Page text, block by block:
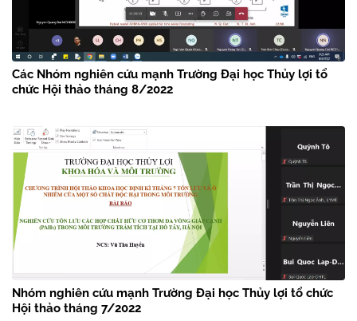
Các Nhóm nghiên cứu mạnh Trường Đại học Thủy lợi tổ
chức Hội thảo tháng 8/2022
Nhóm nghiên cứu mạnh Trường Đại học Thủy lợi tổ chức
Hội thảo tháng 7/2022